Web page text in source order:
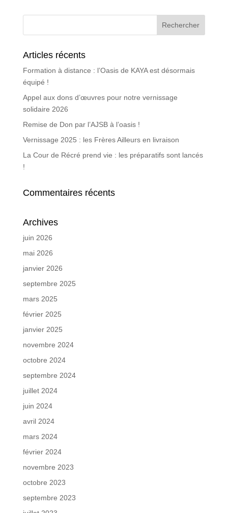
Articles récents
Formation à distance : l’Oasis de KAYA est désormais
équipé !
Appel aux dons d’œuvres pour notre vernissage
solidaire 2026
Remise de Don par l’AJSB à l’oasis !
Vernissage 2025 : les Frères Ailleurs en livraison
La Cour de Récré prend vie : les préparatifs sont lancés
!
Commentaires récents
Archives
juin 2026
mai 2026
janvier 2026
septembre 2025
mars 2025
février 2025
janvier 2025
novembre 2024
octobre 2024
septembre 2024
juillet 2024
juin 2024
avril 2024
mars 2024
février 2024
novembre 2023
octobre 2023
septembre 2023